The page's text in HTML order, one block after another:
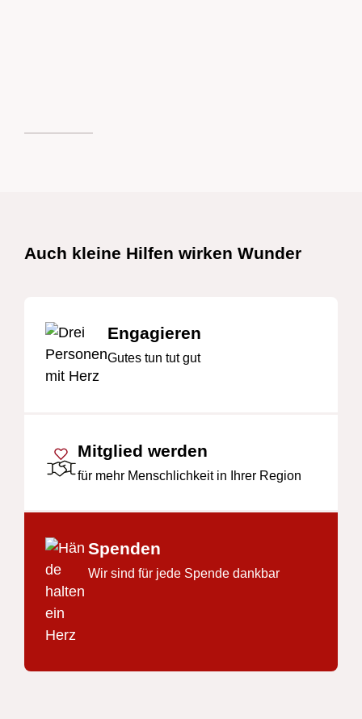
Auch kleine Hilfen wirken Wunder
Engagieren
Gutes tun tut gut
Mitglied werden
für mehr Menschlichkeit in Ihrer Region
Spenden
Wir sind für jede Spende dankbar